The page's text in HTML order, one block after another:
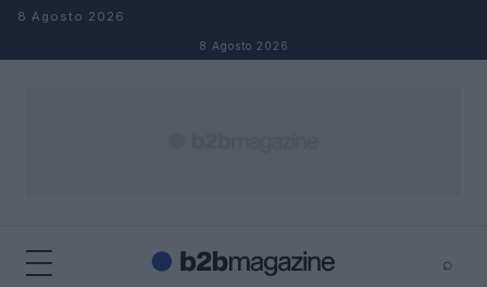
Salta al contenuto
8 Agosto 2026
8 Agosto 2026
⌕